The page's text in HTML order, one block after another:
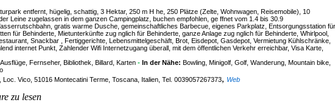
entfernt, hügelig, schattig, 3 Hektar, 250 m H he, 250 Plätze (Zelte, Wohnwagen, Reisemobile), 10
Leine zugelassen in dem ganzen Campingplatz, buchen empfohlen, ge ffnet vom 1.4 bis 30.9
gratis warme Dusche, gemeinschaftliches Barbecue, eigenes Parkplatz, Entsorgungsstation für
für Behinderte, Mietunterkünfte zug nglich für Behinderte, ganze Anlage zug nglich für Behinderte, Whirlpool,
Snackbar , Fertiggerichte, Lebensmittelgeschäft, Brot, Eisdepot, Gasdepot, Vermietung Kühlschränke,
internet Punkt, Zahlender Wifi Internetzugang überall, mit dem öffentlichen Verkehr erreichbar, Visa Karte,
Fernseher, Bibliothek, Billard, Karten - In der Nähe: Bowling, Minigolf, Golf, Wanderung, Mountain bike,
Loc. Vico, 51016 Montecatini Terme, Toscana, Italien, Tel. 0039057267373, Web
zu lesen